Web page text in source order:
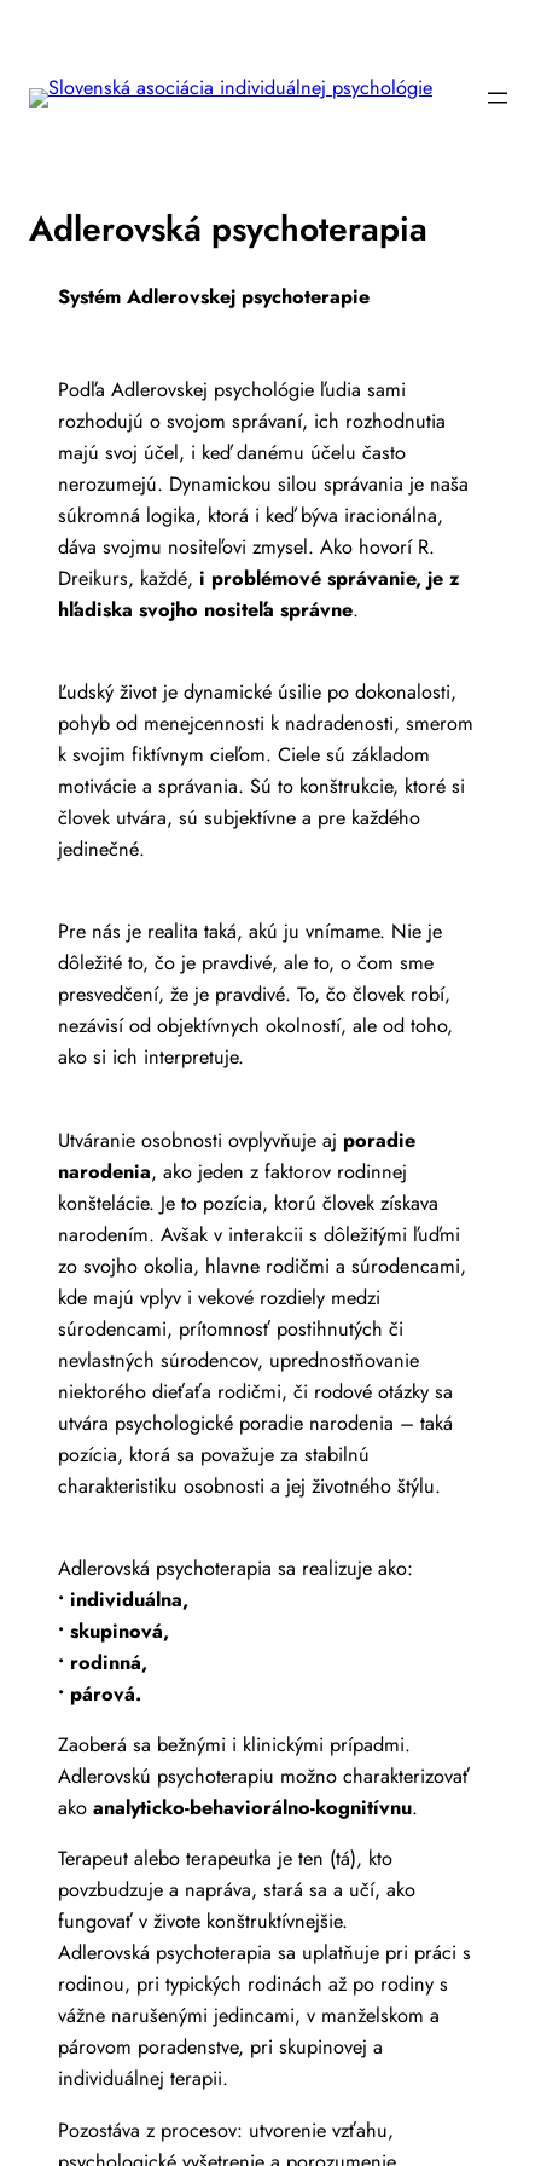
Adlerovská psychoterapia
Systém Adlerovskej psychoterapie
Podľa Adlerovskej psychológie ľudia sami
rozhodujú o svojom správaní, ich rozhodnutia
majú svoj účel, i keď danému účelu často
nerozumejú. Dynamickou silou správania je naša
súkromná logika, ktorá i keď býva iracionálna,
dáva svojmu nositeľovi zmysel. Ako hovorí R.
Dreikurs, každé, i problémové správanie, je z
hľadiska svojho nositeľa správne.
Ľudský život je dynamické úsilie po dokonalosti,
pohyb od menejcennosti k nadradenosti, smerom
k svojim fiktívnym cieľom. Ciele sú základom
motivácie a správania. Sú to konštrukcie, ktoré si
človek utvára, sú subjektívne a pre každého
jedinečné.
Pre nás je realita taká, akú ju vnímame. Nie je
dôležité to, čo je pravdivé, ale to, o čom sme
presvedčení, že je pravdivé. To, čo človek robí,
nezávisí od objektívnych okolností, ale od toho,
ako si ich interpretuje.
Utváranie osobnosti ovplyvňuje aj poradie
narodenia, ako jeden z faktorov rodinnej
konštelácie. Je to pozícia, ktorú človek získava
narodením. Avšak v interakcii s dôležitými ľuďmi
zo svojho okolia, hlavne rodičmi a súrodencami,
kde majú vplyv i vekové rozdiely medzi
súrodencami, prítomnosť postihnutých či
nevlastných súrodencov, uprednostňovanie
niektorého dieťaťa rodičmi, či rodové otázky sa
utvára psychologické poradie narodenia – taká
pozícia, ktorá sa považuje za stabilnú
charakteristiku osobnosti a jej životného štýlu.
Adlerovská psychoterapia sa realizuje ako:
• individuálna,
• skupinová,
• rodinná,
• párová.
Zaoberá sa bežnými i klinickými prípadmi.
Adlerovskú psychoterapiu možno charakterizovať
ako analyticko-behaviorálno-kognitívnu.
Terapeut alebo terapeutka je ten (tá), kto
povzbudzuje a napráva, stará sa a učí, ako
fungovať v živote konštruktívnejšie.
Adlerovská psychoterapia sa uplatňuje pri práci s
rodinou, pri typických rodinách až po rodiny s
vážne narušenými jedincami, v manželskom a
párovom poradenstve, pri skupinovej a
individuálnej terapii.
Pozostáva z procesov: utvorenie vzťahu,